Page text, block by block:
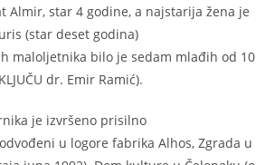
Almir, star 4 godine, a najstarija žena je
(star deset godina)
maloljetnika bilo je sedam mlađih od 10
dr. Emir Ramić).
je izvršeno prisilno
u logore fabrika Alhos, Zgrada u